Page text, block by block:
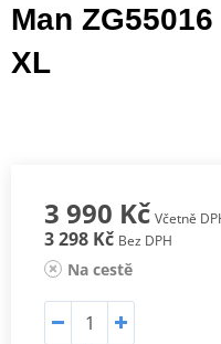
Man
XL
3 990 Kč Včetně
3 298 Kč Bez DPH
Na cestě